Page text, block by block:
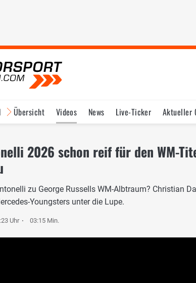
Übersicht Videos News Live-Ticker Aktueller
2026 schon reif für den WM-
zu George Russells WM-Albtraum? Christian
Youngsters unter die Lupe.
Uhr 03:15 Min.